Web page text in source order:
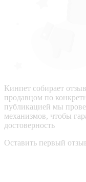
Кинпет собирает
продавцом по
публикацией мы
механизмов, чтобы
достоверность
Оставить первый